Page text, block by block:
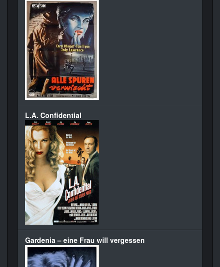
L.A. Confidential
Gardenia – eine Frau will vergessen